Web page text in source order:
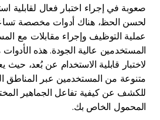
صعوبة في إجراء اختبار فعال لقابلية
لحسن الحظ، هناك أدوات مخصصة
عملية التوظيف وإجراء مقابلات مع
المستخدمين عالية الجودة. هذه
لاختبار قابلية الاستخدام عن بُعد،
متنوعة من المستخدمين عبر المناطق
للكشف عن كيفية تفاعل الجماهير
المحمول الخاص بك.